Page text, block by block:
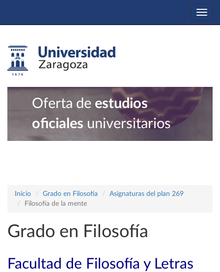
Oferta de estudios
oficiales universitarios
Inicio Grado en Filosofía
Asignaturas del plan 269
Filosofía de la mente
Grado en Filosofía
Facultad de Filosofía y Letras